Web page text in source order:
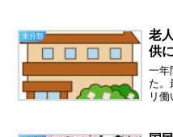
職場
日
未分類
老
供
一年
た。
リ